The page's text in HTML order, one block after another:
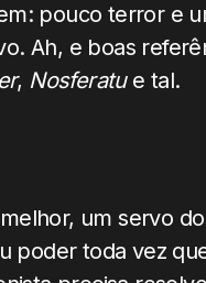
pouco terror e
Ah, e boas
, Nosferatue tal.
um servo
poder toda vez